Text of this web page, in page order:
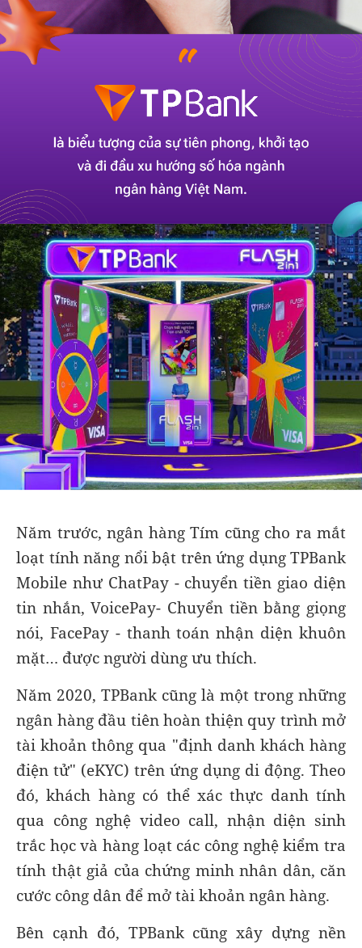
Năm trước, ngân hàng Tím cũng cho ra mắt
loạt tính năng nổi bật trên ứng dụng TPBank
Mobile như ChatPay - chuyển tiền giao diện
tin nhắn, VoicePay- Chuyển tiền bằng giọng
nói, FacePay - thanh toán nhận diện khuôn
mặt… được người dùng ưu thích.
Năm 2020, TPBank cũng là một trong những
ngân hàng đầu tiên hoàn thiện quy trình mở
tài khoản thông qua "định danh khách hàng
điện tử" (eKYC) trên ứng dụng di động. Theo
đó, khách hàng có thể xác thực danh tính
qua công nghệ video call, nhận diện sinh
trắc học và hàng loạt các công nghệ kiểm tra
tính thật giả của chứng minh nhân dân, căn
cước công dân để mở tài khoản ngân hàng.
Bên cạnh đó, TPBank cũng xây dựng nền